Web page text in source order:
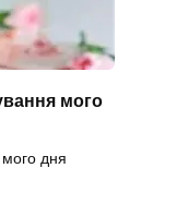
мого
дня